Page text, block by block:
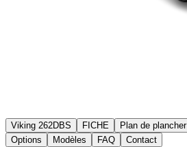
Viking 262DBS FICHE Plan de plancher
Options
Modèles FAQ Contact